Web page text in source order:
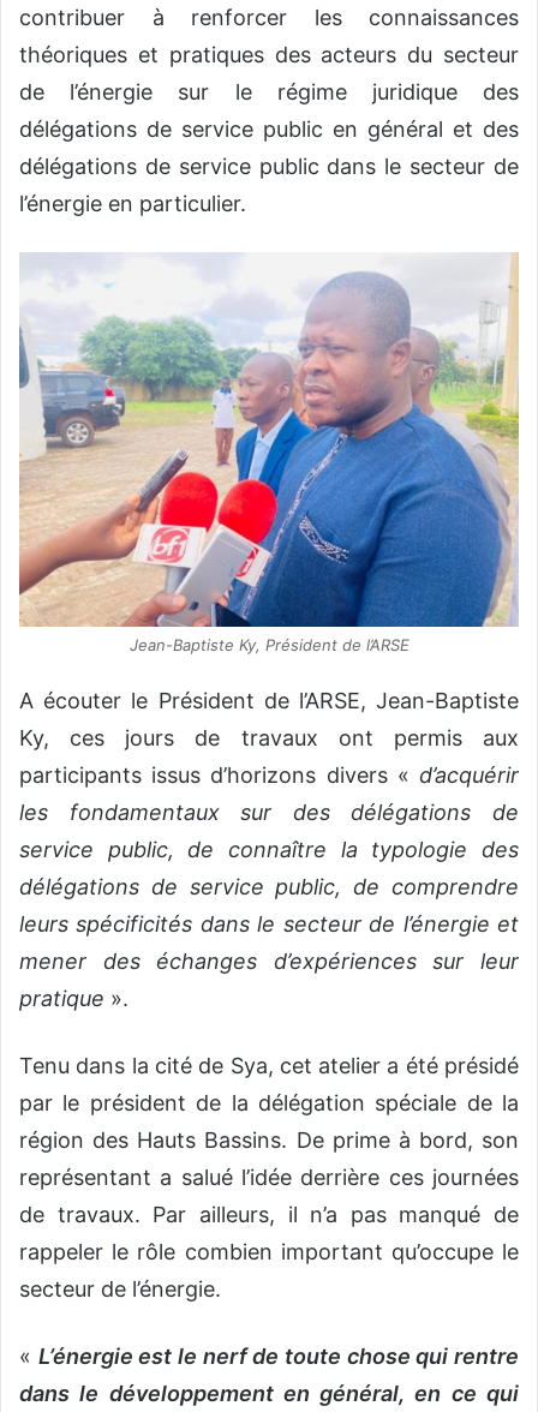
contribuer à renforcer les connaissances
théoriques et pratiques des acteurs du secteur
de l’énergie sur le régime juridique des
délégations de service public en général et des
délégations de service public dans le secteur de
l’énergie en particulier.
Jean-Baptiste Ky, Président de l’ARSE
A écouter le Président de l’ARSE, Jean-Baptiste
Ky, ces jours de travaux ont permis aux
participants issus d’horizons divers « d’acquérir
les fondamentaux sur des délégations de
service public, de connaître la typologie des
délégations de service public, de comprendre
leurs spécificités dans le secteur de l’énergie et
mener des échanges d’expériences sur leur
pratique ».
Tenu dans la cité de Sya, cet atelier a été présidé
par le président de la délégation spéciale de la
région des Hauts Bassins. De prime à bord, son
représentant a salué l’idée derrière ces journées
de travaux. Par ailleurs, il n’a pas manqué de
rappeler le rôle combien important qu’occupe le
secteur de l’énergie.
« L’énergie est le nerf de toute chose qui rentre
dans le développement en général, en ce qui